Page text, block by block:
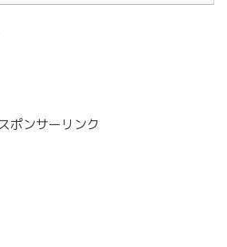
ポンサーリンク